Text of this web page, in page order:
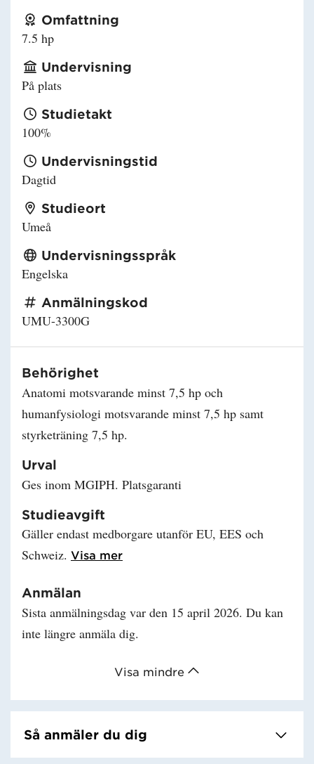
Visa mindre
Omfattning
7.5 hp
Undervisning
På plats
Studietakt
100%
Undervisningstid
Dagtid
Studieort
Umeå
Undervisningsspråk
Engelska
Anmälningskod
UMU-3300G
Behörighet
Anatomi motsvarande minst 7,5 hp och
humanfysiologi motsvarande minst 7,5 hp samt
styrketräning 7,5 hp.
Urval
Ges inom MGIPH. Platsgaranti
Studieavgift
Gäller endast medborgare utanför EU, EES och
Schweiz. Visa merLäs mer om Studieavgift
Anmälan
Sista anmälningsdag var den 15 april 2026. Du kan
inte längre anmäla dig.
Så anmäler du dig